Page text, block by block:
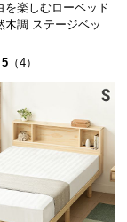
を楽しむローベッド
木調 ステージベッド
対応
5 （4）